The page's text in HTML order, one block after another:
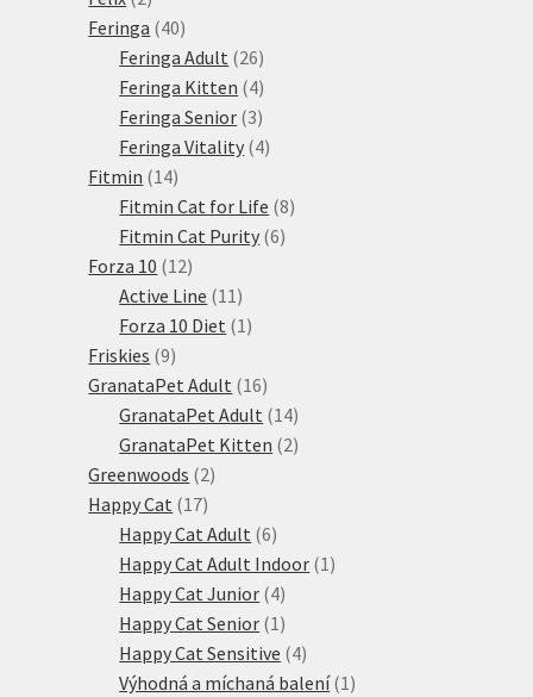
produkty
Feringa 4040
produktů
Feringa Adult 2626
produktů
Feringa Kitten 44
produkty
Feringa Senior 33
produkty
Feringa Vitality 44
Fitmin 1414
produktů
Fitmin Cat for Life 88
Fitmin Cat Purity 66
Forza 10 1212
produktů
Active Line 11 11
produktů
Forza 10 Diet 1 1
Friskies 99
produktů
GranataPet Adult 1616
produktů
GranataPet Adult 1414
produktů
GranataPet Kitten 22
Greenwoods 22
Happy Cat 1717
produktů
Happy Cat Adult 66
produktů
Happy Cat Adult Indoor 1 1
Happy Cat Junior 44
produkty
Happy Cat Senior 1 1
produkt
Happy Cat Sensitive 44
produkty
Výhodná a míchaná balení 1 1